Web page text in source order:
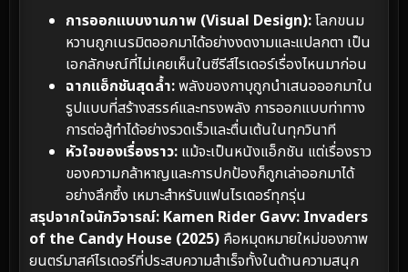
การออกแบบงานภาพ (Visual Design):โลกขนม
หวานถูกเนรมิตออกมาได้อย่างงดงามและแปลกตา เป็น
เอกลักษณ์ที่ไม่เคยเห็นในซีรีส์ไรเดอร์เรื่องไหนมาก่อน
ฉากแอ็กชันสุดล้ำ:พลังของกาบุถูกนำเสนอออกมาใน
รูปแบบที่สร้างสรรค์และทรงพลัง การออกแบบท่าทาง
การต่อสู้ทำได้อย่างรวดเร็วและตื่นเต้นในทุกวินาที
หัวใจของเรื่องราว: แม้จะเป็นหนังแอ็กชัน แต่เรื่องราว
ของความกล้าหาญและการปกป้องก็ถูกเล่าออกมาได้
อย่างลึกซึ้ง เหมาะสำหรับแฟนไรเดอร์ทุกรุ่น
สรุปจากใจนักวิจารณ์: Kamen Rider Gavv: Invaders
of the Candy House (2025) คือหมุดหมายใหม่ของภาพ
ยนตร์มาสค์ไรเดอร์ที่ประสบความสำเร็จทั้งในด้านความสนุก